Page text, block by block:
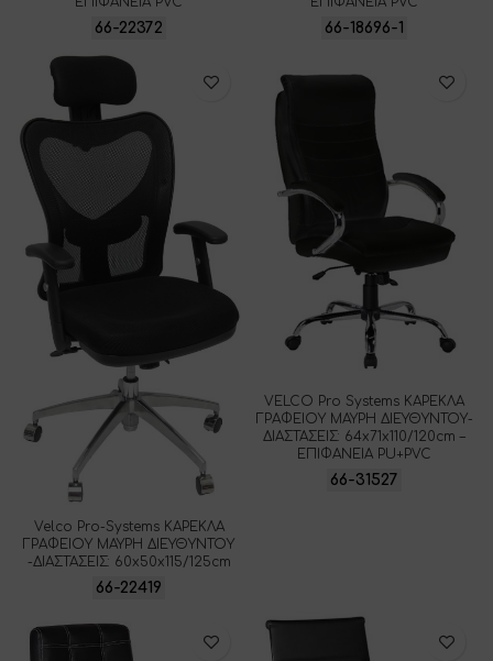
66-22372 66-18696-1
Velco Pro-Systems ΚΑΡΕΚΛΑ
ΓΡΑΦΕΙΟΥ ΜΑΥΡΗ ΔΙΕΥΘΥΝΤΟΥ
-ΔΙΑΣΤΑΣΕΙΣ: 60x50x115/125cm
66-22419
VELCO Pro Systems ΚΑΡΕΚΛΑ
ΓΡΑΦΕΙΟΥ ΜΑΥΡΗ ΔΙΕΥΘΥΝΤΟΥ-
ΔΙΑΣΤΑΣΕΙΣ: 64x71x110/120cm –
ΕΠΙΦΑΝΕΙΑ PU+PVC
66-31527